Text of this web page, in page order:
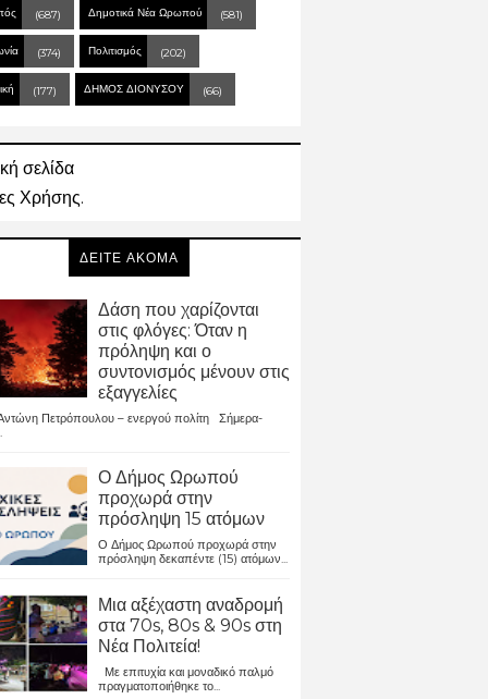
(687) Δημοτικά Νέα Ωρωπού (581)
(374) Πολιτισμός (202)
(177) ΔΗΜΟΣ ΔΙΟΝΥΣΟΥ (66)
σελίδα
Χρήσης.
ΔΕΙΤΕ ΑΚΟΜΑ
Δάση που χαρίζονται
στις φλόγες: Όταν η
πρόληψη και ο
συντονισμός μένουν στις
εξαγγελίες
Πετρόπουλου – ενεργού πολίτη Σήμερα-
Ο Δήμος Ωρωπού
προχωρά στην
πρόσληψη 15 ατόμων
Ο Δήμος Ωρωπού προχωρά στην
πρόσληψη δεκαπέντε (15) ατόμων...
Μια αξέχαστη αναδρομή
στα 70s, 80s & 90s στη
Νέα Πολιτεία!
Με επιτυχία και μοναδικό παλμό
πραγματοποιήθηκε το...